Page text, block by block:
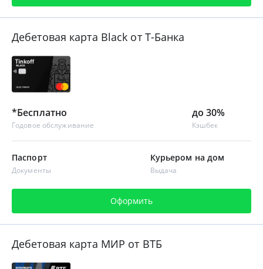
Дебетовая карта Black от Т-Банка
*Бесплатно
Годовое обслуживание
до 30%
Кэшбек
Паспорт
Документы
Курьером на дом
Выдача
Оформить
Дебетовая карта МИР от ВТБ